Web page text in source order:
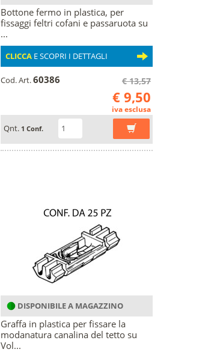
Bottone fermo in plastica, per
fissaggi feltri cofani e passaruota su
...
CLICCA E SCOPRI I DETTAGLI
Cod. Art.60386 € 13,57
€ 9,50
iva esclusa
Qnt. 1 Conf.
DISPONIBILE A MAGAZZINO
Graffa in plastica per fissare la
modanatura canalina del tetto su
Vol...